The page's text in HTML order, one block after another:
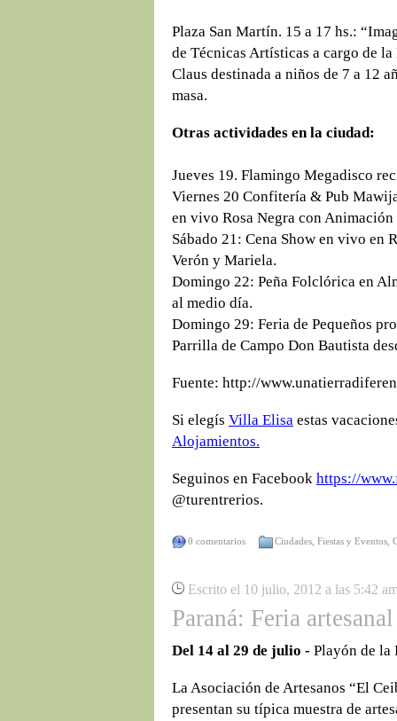
Plaza San Martín. 15 a 17 hs.:
de Técnicas Artísticas a cargo de
Claus destinada a niños de 7 a 12
masa.
Otras actividades en la ciudad:
Jueves 19. Flamingo Megadisco
Viernes 20 Confitería & Pub
en vivo Rosa Negra con
Sábado 21: Cena Show en vivo en
Verón y Mariela.
Domingo 22: Peña Folclórica en
al medio día.
Domingo 29: Feria de Pequeños
Parrilla de Campo Don Bautista
Fuente: http://
Si elegís Villa Elisa estas
Alojamientos.
Seguinos en Facebook https://
@turentrerios.
0 comentarios Ciudades Fiestas y Eventos
Escrito el 10 julio, 2012 a las 5:42
Paraná: Feria
Del 14 al 29 de julio - Playón de la
La Asociación de Artesanos “El
presentan su típica muestra de